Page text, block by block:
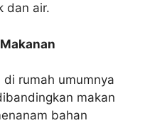
dan air.
rumah umumnya
makan
bahan